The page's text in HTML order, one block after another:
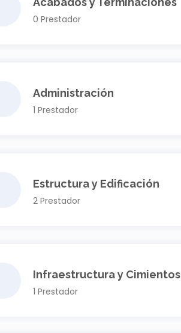
0 Prestador
Administración
1 Prestador
Estructura y Edificación
2 Prestador
Infraestructura y Cimientos
1 Prestador